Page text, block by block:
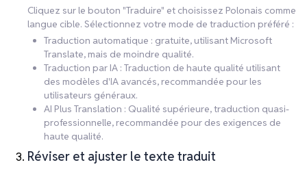
Cliquez sur le bouton "Traduire" et choisissez Polonais comme
langue cible. Sélectionnez votre mode de traduction préféré :
Traduction automatique : gratuite, utilisant Microsoft
Translate, mais de moindre qualité.
Traduction par IA : Traduction de haute qualité utilisant
des modèles d'IA avancés, recommandée pour les
utilisateurs généraux.
AI Plus Translation : Qualité supérieure, traduction quasi-
professionnelle, recommandée pour des exigences de
haute qualité.
Réviser et ajuster le texte traduit